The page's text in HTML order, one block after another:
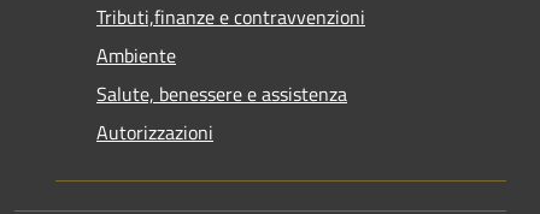
Tributi,finanze e contravvenzioni
Ambiente
Salute, benessere e assistenza
Autorizzazioni